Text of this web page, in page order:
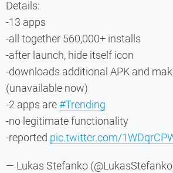
Details:
-13 apps
-all together 560,000+ installs
-after launch, hide itself icon
-downloads additional APK and
(unavailable now)
-2 apps are#Trending
-no legitimate functionality
-reported pic.twitter.com/
— Lukas Stefanko